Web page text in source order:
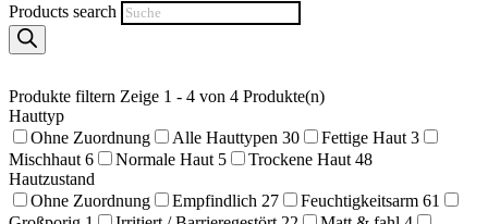
Products search
Produkte filtern Zeige 1 - 4 von 4 Produkte(n)
Hauttyp
Ohne Zuordnung
Alle Hauttypen 30 Fettige Haut 3
Mischhaut 6 Normale Haut 5 Trockene Haut 48
Hautzustand
Ohne Zuordnung
Empfindlich 27 Feuchtigkeitsarm 61